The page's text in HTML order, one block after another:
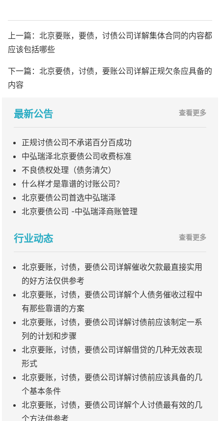
上一篇： 北京要账，要债，讨债公司详解集体合同的内容都
应该包括哪些
下一篇： 北京要债，讨债，要账公司详解正规欠条应具备的
内容
最新公告 查看更多
正规讨债公司不承诺百分百成功
中弘瑞泽北京要债公司收费标准
不良债权处理（债务清欠）
什么样才是靠谱的讨账公司？
北京要债公司首选中弘瑞泽
北京要债公司 -中弘瑞泽商账管理
行业动态 查看更多
北京要账，讨债，要债公司详解催收欠款最直接实用
的好方法仅供参考
北京要账，讨债，要债公司详解个人债务催收过程中
有那些靠谱的方案
北京要账，讨债，要债公司详解讨债前应该制定一系
列的计划和步骤
北京要账，讨债，要债公司详解借贷的几种无效表现
形式
北京要账，讨债，要债公司详解讨债前应该具备的几
个基本条件
北京要账，讨债，要债公司详解个人讨债最有效的几
个方法供参考